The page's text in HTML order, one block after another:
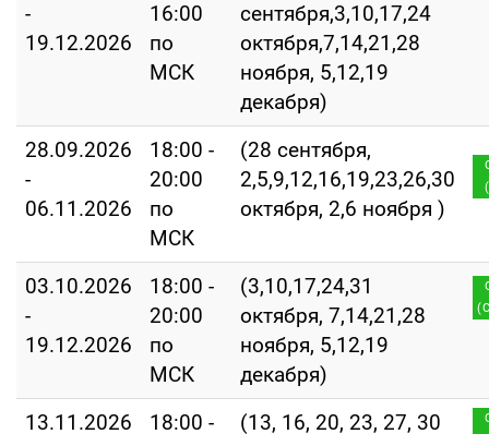
-
19.12.2026
16:00
по
МСК
сентября,3,10,17,24
октября,7,14,21,28
ноября, 5,12,19
декабря)
28.09.2026
-
06.11.2026
18:00 -
20:00
по
МСК
(28 сентября,
2,5,9,12,16,19,23,26,30
октября, 2,6 ноября )
03.10.2026
-
19.12.2026
18:00 -
20:00
по
МСК
(3,10,17,24,31
октября, 7,14,21,28
ноября, 5,12,19
декабря)
13.11.2026
18:00 -
(13, 16, 20, 23, 27, 30